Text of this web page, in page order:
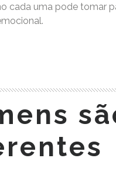
cada uma pode tomar